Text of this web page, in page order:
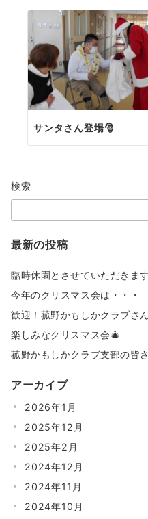
サンタさん登場🎅
検索
最新の投稿
臨時休園とさせていただきます
今年のクリスマス会は・・・
歓迎！菰野かもしかクラブさ
楽しみなクリスマス会🎄
菰野かもしかクラブ支部の皆
アーカイブ
2026年1月
2025年12月
2025年2月
2024年12月
2024年11月
2024年10月